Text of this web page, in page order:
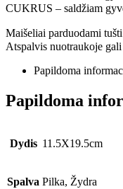
CUKRUS – saldžiam
Maišeliai parduodami
Atspalvis nuotraukoje
Papildoma
Papildoma
Dydis 11.5X19.5cm
Spalva Pilka, Žydra